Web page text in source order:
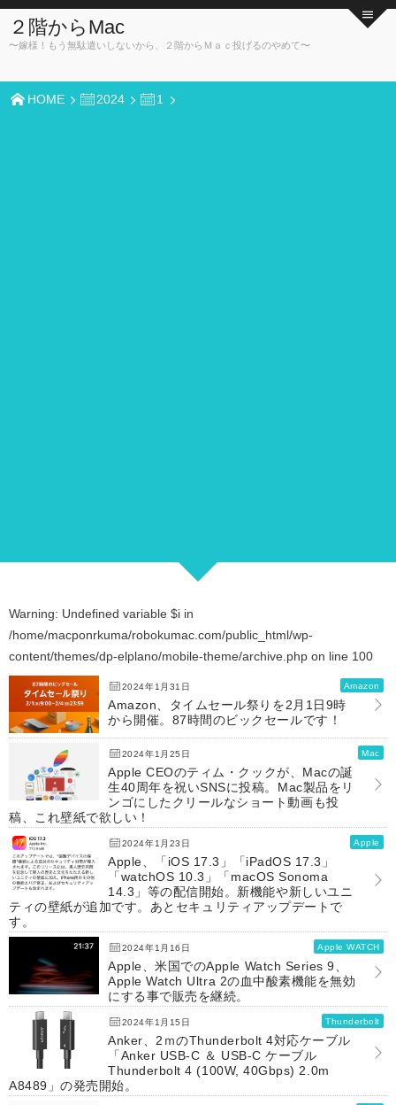
２階からMac
〜嫁様！もう無駄遣いしないから、２階からＭａｃ投げるのやめて〜
HOME 2024 1
Warning: Undefined variable $i in
/home/macponrkuma/robokumac.com/public_html/wp-
content/themes/dp-elplano/mobile-theme/archive.php on line 100
2024年1月31日 Amazon
Amazon、タイムセール祭りを2月1日9時
から開催。87時間のビックセールです！
2024年1月25日 Mac
Apple CEOのティム・クックが、Macの誕
生40周年を祝いSNSに投稿。Mac製品をリ
ンゴにしたクリールなショート動画も投
稿、これ壁紙で欲しい！
2024年1月23日 Apple
Apple、「iOS 17.3」「iPadOS 17.3」
「watchOS 10.3」「macOS Sonoma
14.3」等の配信開始。新機能や新しいユニ
ティの壁紙が追加です。あとセキュリティアップデートで
す。
2024年1月16日 Apple WATCH
Apple、米国でのApple Watch Series 9、
Apple Watch Ultra 2の血中酸素機能を無効
にする事で販売を継続。
2024年1月15日 Thunderbolt
Anker、2ｍのThunderbolt 4対応ケーブル
「Anker USB-C ＆ USB-C ケーブル
Thunderbolt 4 (100W, 40Gbps) 2.0m
A8489」の発売開始。